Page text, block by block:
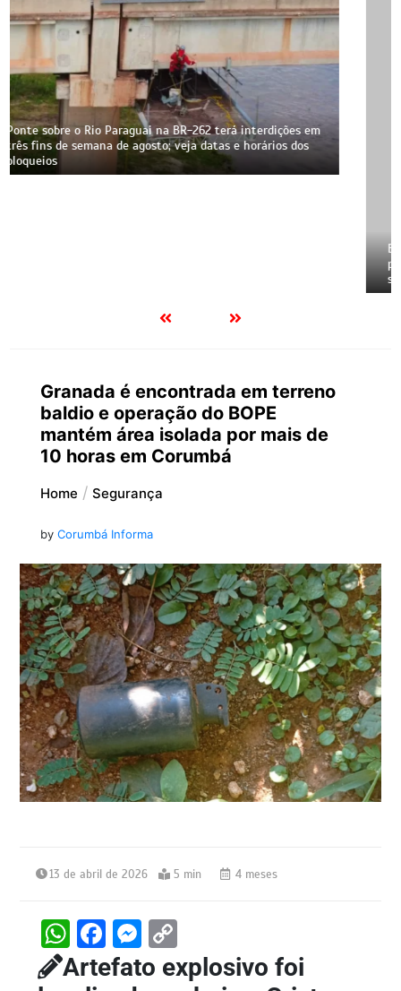
Escândalo em Corumbá: Ex-vereador Buxexa Amaral tem
prisão mantida pela Justiça e perfis na web bloqueados;
saiba o que ele fez
Granada é encontrada em terreno
baldio e operação do BOPE
mantém área isolada por mais de
10 horas em Corumbá
Home Segurança
by Corumbá Informa
13 de abril de 2026 5 min 4 meses
W
h
F
a
M
e
o
Artefato explosivo foi